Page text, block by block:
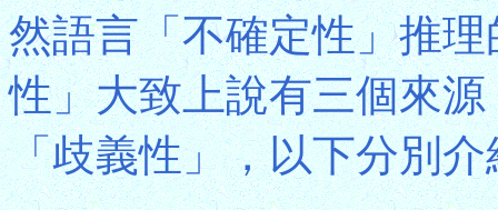
然語言「不確定性」推
性」大致上說有三個來
「歧義性」，以下分別介